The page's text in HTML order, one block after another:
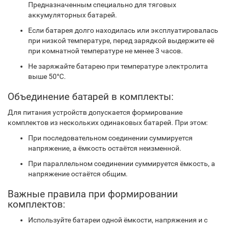
Предназначенным специально для тяговых
аккумуляторных батарей.
Если батарея долго находилась или эксплуатировалась
при низкой температуре, перед зарядкой выдержите её
при комнатной температуре не менее 3 часов.
Не заряжайте батарею при температуре электролита
выше 50°С.
Объединение батарей в комплекты:
Для питания устройств допускается формирование
комплектов из нескольких одинаковых батарей. При этом:
При последовательном соединении суммируется
напряжение, а ёмкость остаётся неизменной.
При параллельном соединении суммируется ёмкость, а
напряжение остаётся общим.
Важные правила при формировании
комплектов:
Используйте батареи одной ёмкости, напряжения и с